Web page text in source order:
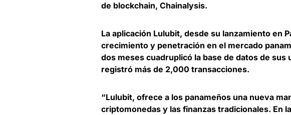
de blockchain, Chainalysis.
La aplicación Lulubit, desde su lanzamiento en
crecimiento y penetración en el mercado
dos meses cuadruplicó la base de datos de sus
registró más de 2,000 transacciones.
“Lulubit, ofrece a los panameños una nueva
criptomonedas y las finanzas tradicionales. En